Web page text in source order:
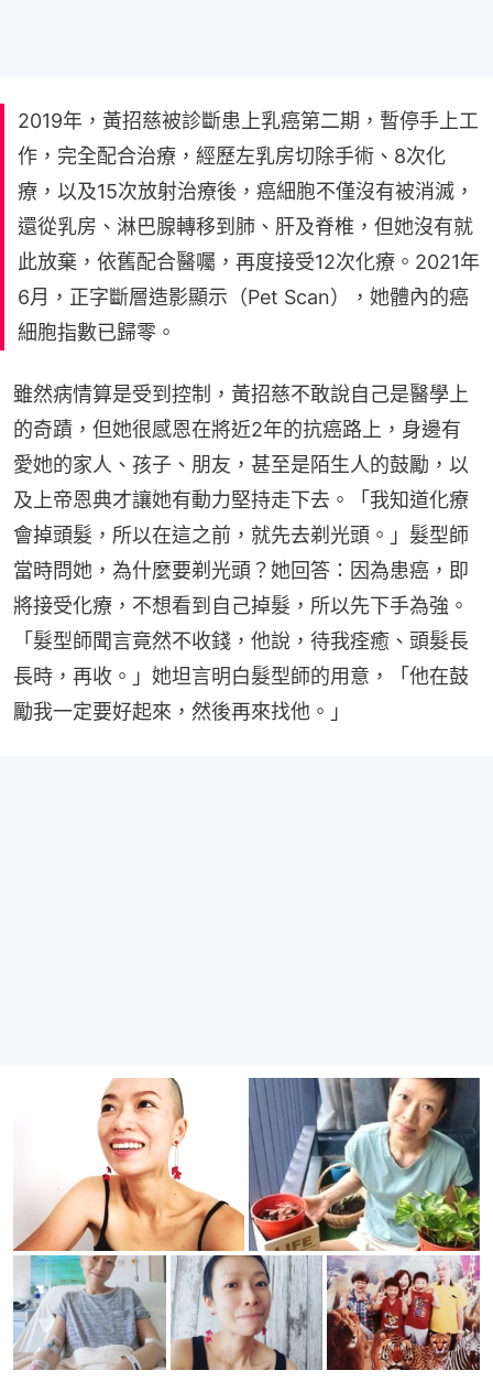
2019年，黃招慈被診斷患上乳癌第二期，暫停手上工
作，完全配合治療，經歷左乳房切除手術、8次化
療，以及15次放射治療後，癌細胞不僅沒有被消滅，
還從乳房、淋巴腺轉移到肺、肝及脊椎，但她沒有就
此放棄，依舊配合醫囑，再度接受12次化療。2021年
6月，正字斷層造影顯示（Pet Scan），她體內的癌
細胞指數已歸零。
雖然病情算是受到控制，黃招慈不敢說自己是醫學上
的奇蹟，但她很感恩在將近2年的抗癌路上，身邊有
愛她的家人、孩子、朋友，甚至是陌生人的鼓勵，以
及上帝恩典才讓她有動力堅持走下去。「我知道化療
會掉頭髮，所以在這之前，就先去剃光頭。」髮型師
當時問她，為什麼要剃光頭？她回答：因為患癌，即
將接受化療，不想看到自己掉髮，所以先下手為強。
「髮型師聞言竟然不收錢，他說，待我痊癒、頭髮長
長時，再收。」她坦言明白髮型師的用意，「他在鼓
勵我一定要好起來，然後再來找他。」